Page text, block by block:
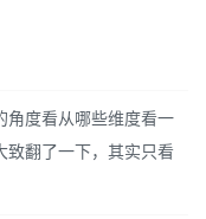
角度看从哪些维度看一
致翻了一下，其实只看